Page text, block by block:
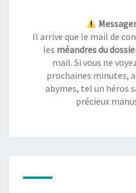
Il arrive que le mail de
les méandres du
mail. Si vous ne
prochaines minutes,
abymes, tel un héros
précieux